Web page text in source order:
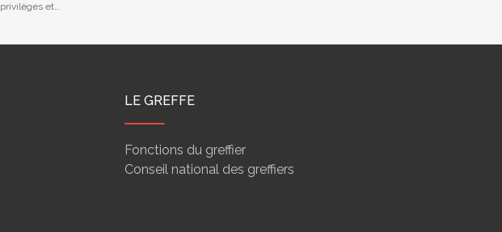
privilèges et
LE GREFFE
Fonctions du greffier
Conseil national des greffiers